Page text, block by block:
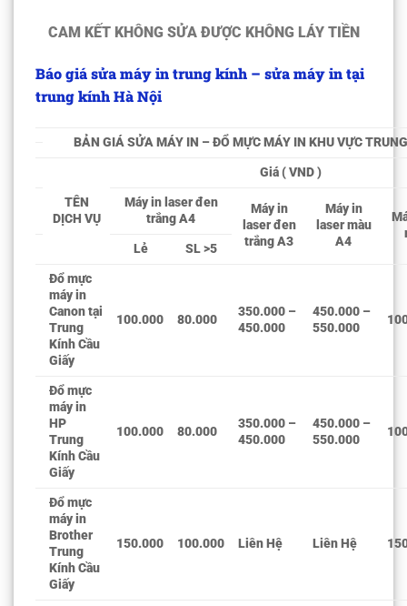
CAM KẾT KHÔNG SỬA ĐƯỢC KHÔNG LÁY TIỀN
Báo giá sửa máy in trung kính – sửa máy in tại
trung kính Hà Nội
BẢN GIÁ SỬA MÁY IN – ĐỔ MỰC MÁY IN KHU VỰC
TÊN
DỊCH VỤ
Giá ( VND )
Máy in laser đen
trắng A4
Máy in
laser đen
trắng A3
Máy in
laser màu
A4
Lẻ
SL >5
Đổ mực
máy in
Canon tại
Trung
Kính Cầu
Giấy
100.000 80.000
350.000 –
450.000
450.000 –
550.000
Đổ mực
máy in
HP
Trung
Kính Cầu
Giấy
100.000 80.000
350.000 –
450.000
450.000 –
550.000
Đổ mực
máy in
Brother
Trung
Kính Cầu
Giấy
150.000 100.000 Liên Hệ Liên Hệ